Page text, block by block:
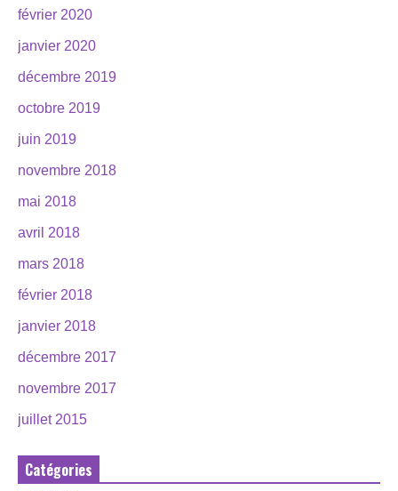
février 2020
janvier 2020
décembre 2019
octobre 2019
juin 2019
novembre 2018
mai 2018
avril 2018
mars 2018
février 2018
janvier 2018
décembre 2017
novembre 2017
juillet 2015
Catégories